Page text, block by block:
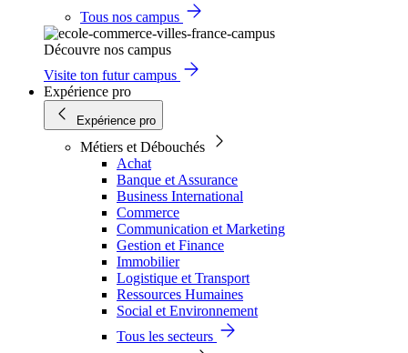
Tous nos campus
Découvre nos campus
Visite ton futur campus
Expérience pro
Expérience pro
Métiers et Débouchés
Achat
Banque et Assurance
Business International
Commerce
Communication et Marketing
Gestion et Finance
Immobilier
Logistique et Transport
Ressources Humaines
Social et Environnement
Tous les secteurs